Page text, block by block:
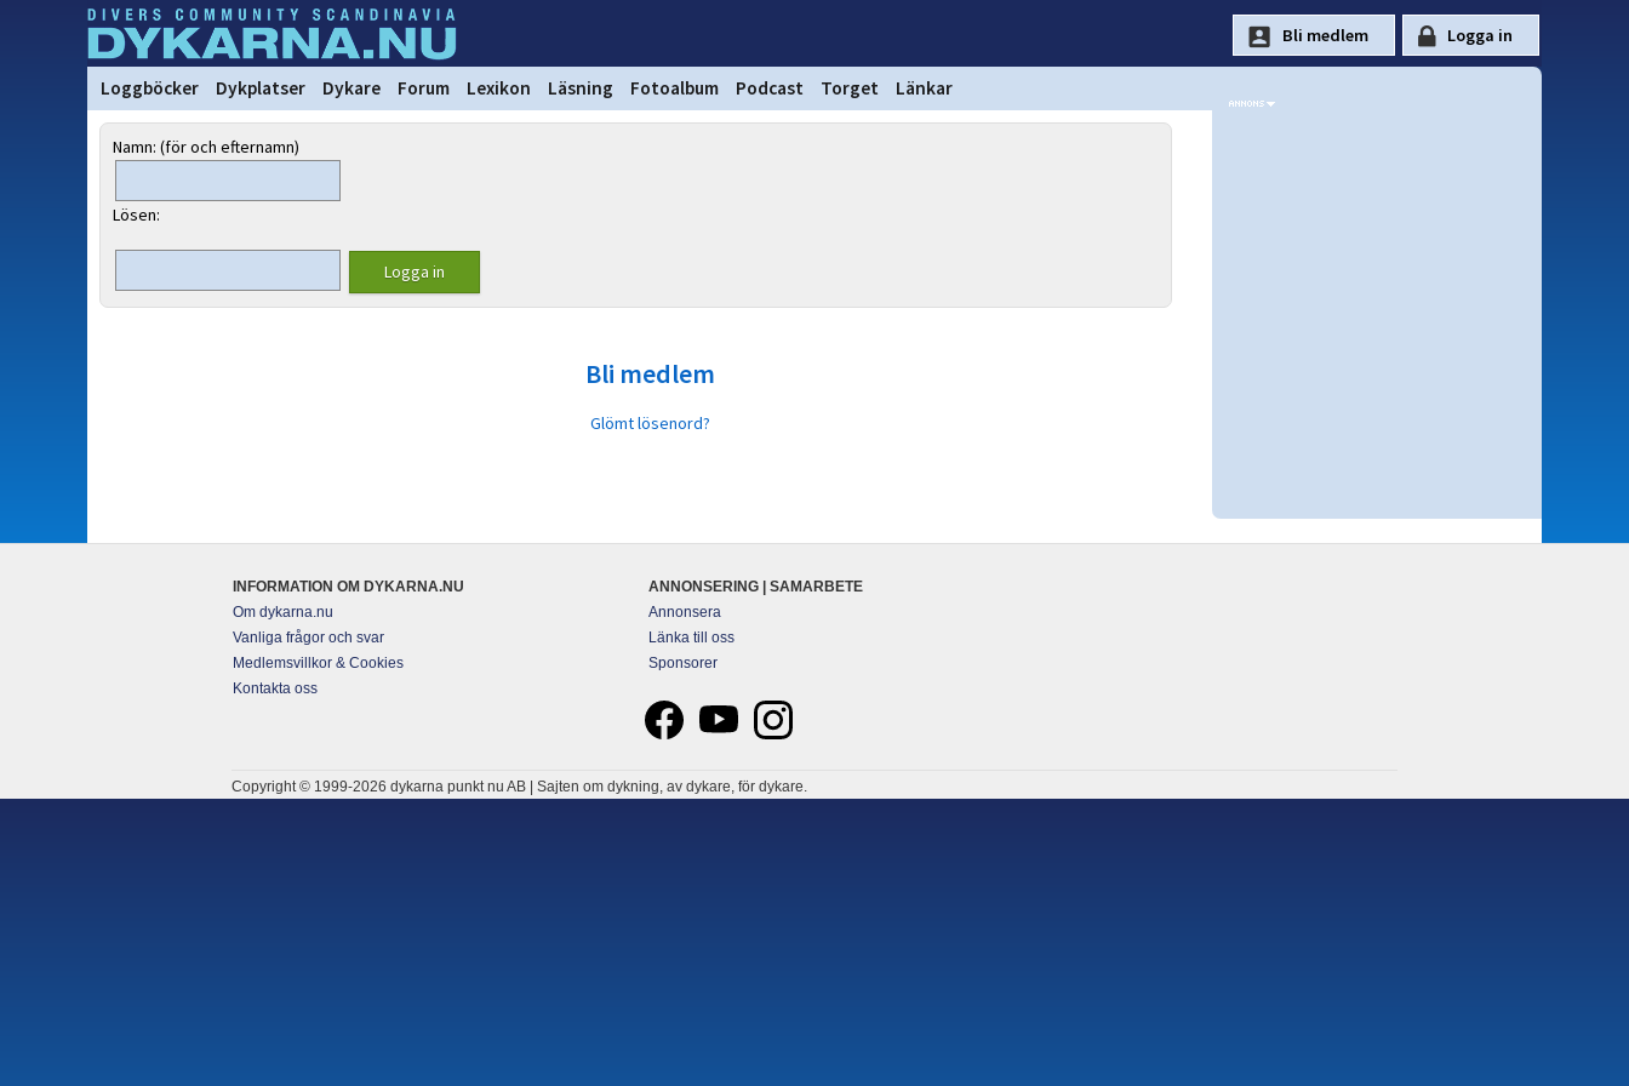
Loggböcker Dykplatser Dykare Forum Lexikon Läsning Fotoalbum Podcast Torget Länkar
Namn: (för och efternamn)
Lösen:
Bli medlem
Glömt lösenord?
INFORMATION OM DYKARNA.NU
Om dykarna.nu
Vanliga frågor och svar
Medlemsvillkor & Cookies
Kontakta oss
ANNONSERING | SAMARBETE
Annonsera
Länka till oss
Sponsorer
Copyright © 1999-2026 dykarna punkt nu AB | Sajten om dykning, av dykare, för dykare.